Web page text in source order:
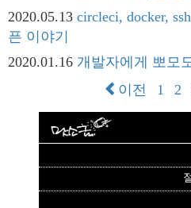
2020.05.13 circleci, docker,
픈 이야기
2020.01.16 개발자에게 뽀모
이전
1 2